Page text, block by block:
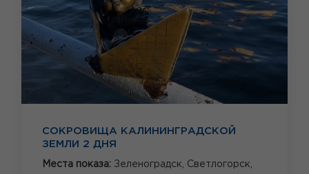
СОКРОВИЩА КАЛИНИНГРАДСКОЙ
ЗЕМЛИ 2 ДНЯ
Места показа: Зеленоградск, Светлогорск,